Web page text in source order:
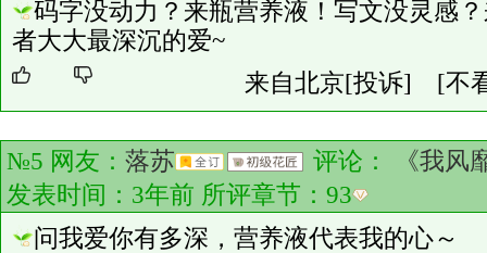
码字没动力？来瓶营养液！写文没灵感
者大大最深沉的爱~
来自北京[投诉] [不
№5 网友： 落苏 评论：
《我风
发表时间：3年前 所评章节： 93
问我爱你有多深，营养液代表我的心～